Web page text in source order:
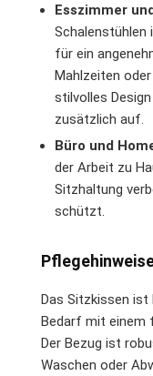
Esszimmer
Schalenstühlen
für ein
Mahlzeiten
stilvolles
zusätzlich auf.
Büro und
der Arbeit zu
Sitzhaltung
schützt.
Das Sitzkissen ist
Bedarf mit einem
Der Bezug ist
Waschen oder